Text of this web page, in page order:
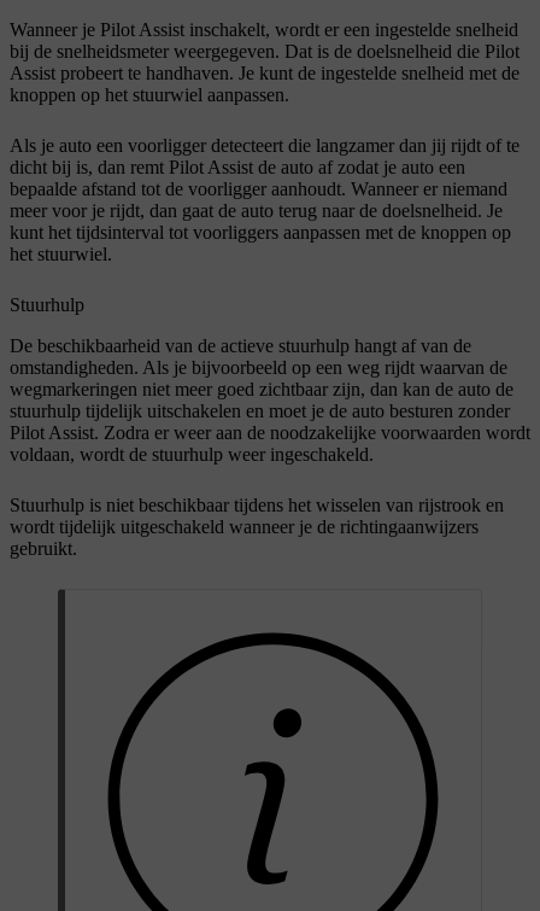
Wanneer je Pilot Assist inschakelt, wordt er een ingestelde snelheid
bij de snelheidsmeter weergegeven. Dat is de doelsnelheid die Pilot
Assist probeert te handhaven. Je kunt de ingestelde snelheid met de
knoppen op het stuurwiel aanpassen.
Als je auto een voorligger detecteert die langzamer dan jij rijdt of te
dicht bij is, dan remt Pilot Assist de auto af zodat je auto een
bepaalde afstand tot de voorligger aanhoudt. Wanneer er niemand
meer voor je rijdt, dan gaat de auto terug naar de doelsnelheid. Je
kunt het tijdsinterval tot voorliggers aanpassen met de knoppen op
het stuurwiel.
Stuurhulp
De beschikbaarheid van de actieve stuurhulp hangt af van de
omstandigheden. Als je bijvoorbeeld op een weg rijdt waarvan de
wegmarkeringen niet meer goed zichtbaar zijn, dan kan de auto de
stuurhulp tijdelijk uitschakelen en moet je de auto besturen zonder
Pilot Assist. Zodra er weer aan de noodzakelijke voorwaarden wordt
voldaan, wordt de stuurhulp weer ingeschakeld.
Stuurhulp is niet beschikbaar tijdens het wisselen van rijstrook en
wordt tijdelijk uitgeschakeld wanneer je de richtingaanwijzers
gebruikt.